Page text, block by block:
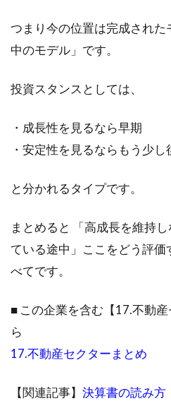
つまり今の位置は完成された
中のモデル」です。
投資スタンスとしては、
・成長性を見るなら早期
・安定性を見るならもう少し
と分かれるタイプです。
まとめると 「高成長を維持
ている途中」ここをどう評
べてです。
■ この企業を含む【17.不動
ら
17.不動産セクターまとめ
【関連記事】 決算書の読み方